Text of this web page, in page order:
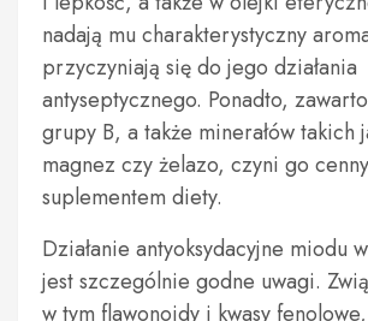
nadają mu charakterystyczny
przyczyniają się do jego działania
antyseptycznego. Ponadto,
grupy B, a także minerałów takich
magnez czy żelazo, czyni go
suplementem diety.
Działanie antyoksydacyjne miodu
jest szczególnie godne uwagi.
w tym flawonoidy i kwasy